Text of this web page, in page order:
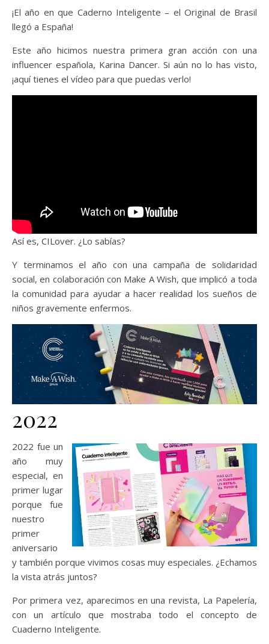
¡El año en que Caderno Inteligente – el Original de Brasil
llegó a España!
Este año hicimos nuestra primera gran acción con una
influencer española, Karina Dancer. Si aún no lo has visto,
¡aquí tienes el vídeo para que puedas verlo!
Así es, CILover. ¿Lo sabías?
Y terminamos el año con una campaña de solidaridad
social, en colaboración con Make A Wish, que implicó a toda
la comunidad para ayudar a hacer realidad los sueños de
niños gravemente enfermos.
2022
2022 fue un
año muy
especial, en
primer lugar
porque fue
nuestro
primer
aniversario
y también porque vivimos cosas muy especiales. ¿Echamos
la vista atrás juntos?
Por primera vez, aparecimos en una revista, La Papelería,
con un artículo que mostraba todo el concepto de
Cuaderno Inteligente.